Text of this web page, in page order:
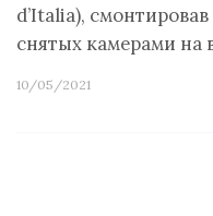
d’Italia),
снятых камерами на
10/05/2021